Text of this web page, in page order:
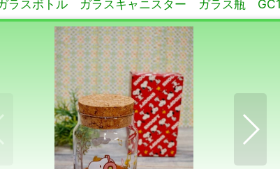
ラスボトル ガラスキャニスター ガラス瓶